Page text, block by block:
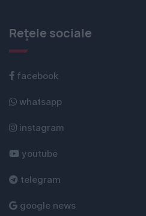
Rețele sociale
facebook
whatsapp
instagram
youtube
telegram
google news